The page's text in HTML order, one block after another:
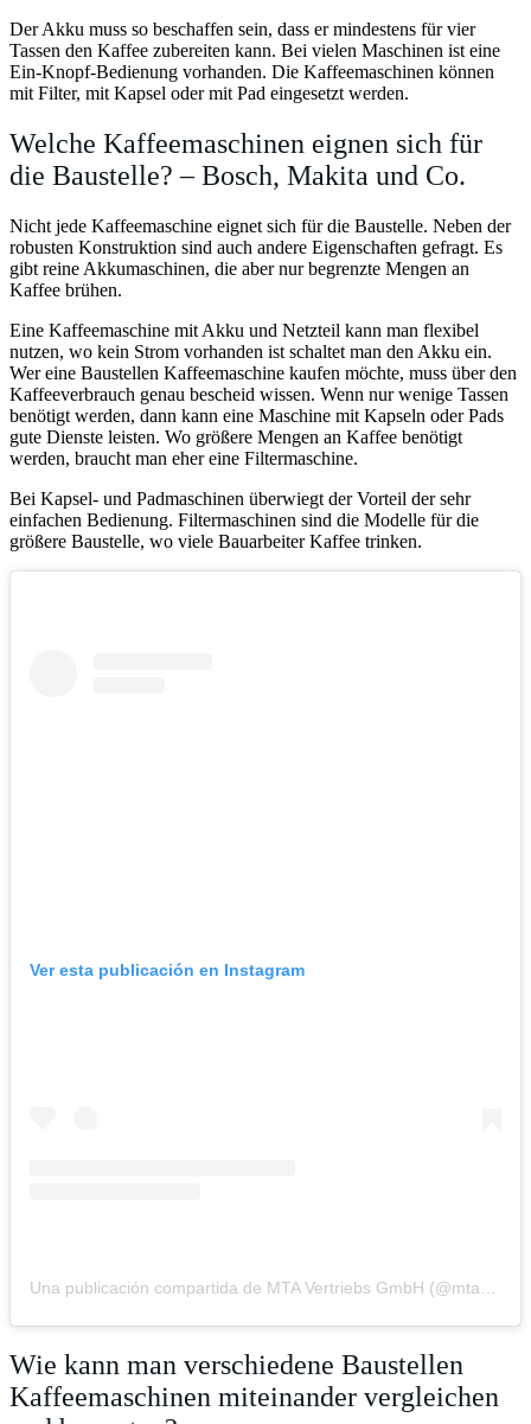
Der Akku muss so beschaffen sein, dass er mindestens für vier
Tassen den Kaffee zubereiten kann. Bei vielen Maschinen ist eine
Ein-Knopf-Bedienung vorhanden. Die Kaffeemaschinen können
mit Filter, mit Kapsel oder mit Pad eingesetzt werden.
Welche Kaffeemaschinen eignen sich für
die Baustelle? – Bosch, Makita und Co.
Nicht jede Kaffeemaschine eignet sich für die Baustelle. Neben der
robusten Konstruktion sind auch andere Eigenschaften gefragt. Es
gibt reine Akkumaschinen, die aber nur begrenzte Mengen an
Kaffee brühen.
Eine Kaffeemaschine mit Akku und Netzteil kann man flexibel
nutzen, wo kein Strom vorhanden ist schaltet man den Akku ein.
Wer eine Baustellen Kaffeemaschine kaufen möchte, muss über den
Kaffeeverbrauch genau bescheid wissen. Wenn nur wenige Tassen
benötigt werden, dann kann eine Maschine mit Kapseln oder Pads
gute Dienste leisten. Wo größere Mengen an Kaffee benötigt
werden, braucht man eher eine Filtermaschine.
Bei Kapsel- und Padmaschinen überwiegt der Vorteil der sehr
einfachen Bedienung. Filtermaschinen sind die Modelle für die
größere Baustelle, wo viele Bauarbeiter Kaffee trinken.
Ver esta publicación en Instagram
Wie kann man verschiedene Baustellen
Kaffeemaschinen miteinander vergleichen